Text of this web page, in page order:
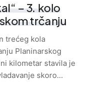
– 3. kolo
trčanju
trećeg kola
Planinarskog
kilometar stavila je
skoro…